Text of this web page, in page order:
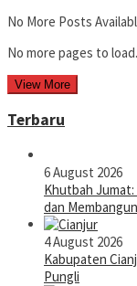
No More Posts
No more pages to load.
View More
Terbaru
6 August 2026
Khutbah Jumat:
dan
4 August 2026
Kabupaten
Pungli